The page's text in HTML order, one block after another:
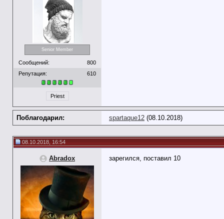
Senior Member
Сообщений:
800
Репутация:
610
Priest
Поблагодарил: spartaque12 (08.10.2018)
08.10.2018, 16:54
Abradox зарегился, поставил 10